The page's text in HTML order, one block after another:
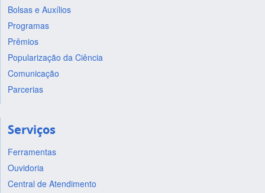
Bolsas e Auxílios
Programas
Prêmios
Popularização da Ciência
Comunicação
Parcerias
Serviços
Ferramentas
Ouvidoria
Central de Atendimento